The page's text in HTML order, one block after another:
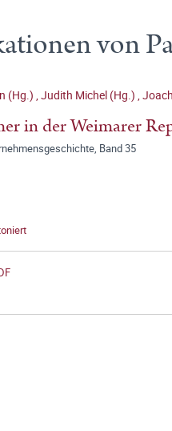
von
(Hg.) ,Judith Michel (Hg.) ,
in der Weimarer
Band 35